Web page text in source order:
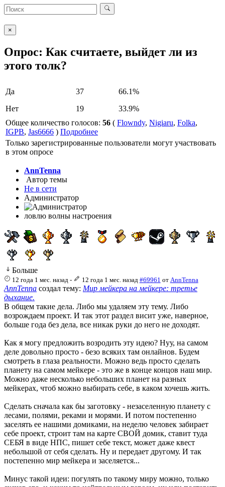
×
Опрос: Как считаете, выйдет ли из
этого толк?
Да 37
66.1%
Нет
19
33.9%
Общее количество голосов: 56 ( Flowndy, Nigiaru, Folka,
IGPB, Jas6666 ) Подробнее
Только зарегистрированные пользователи могут участвовать
в этом опросе
AnnTenna
Автор темы
Не в сети
Администратор
ловлю волны настроения
Больше
12 года 1 мес. назад - 12 года 1 мес. назад #69961 от AnnTenna
AnnTenna создал тему: Мир мейкера на мейкере: третье
дыхание.
В общем такие дела. Либо мы удаляем эту тему. Либо
возрождаем проект. И так этот раздел висит уже, наверное,
больше года без дела, все никак руки до него не доходят.
Как я могу предложить возродить эту идею? Нуу, на самом
деле довольно просто - безо всяких там онлайнов. Будем
смотреть в глаза реальности. Можно ведь просто сделать
планету на самом мейкере - это же в конце концов наш мир.
Можно даже несколько небольших планет на разных
мейкерах, чтоб можно выбирать себе, в каком хочешь жить.
Сделать сначала как бы заготовку - незаселенную планету с
лесами, полями, реками и морями. И потом постепенно
заселять ее нашими домиками, на неделю человек забирает
себе проект, строит там на карте СВОЙ домик, ставит туда
СЕБЯ в виде НПС, пишет себе текст, может даже квест
небольшой от себя сделать. Ну и передает другому. И так
постепенно мир мейкера и заселяется...
Минус такой идеи: погулять по такому миру можно, только